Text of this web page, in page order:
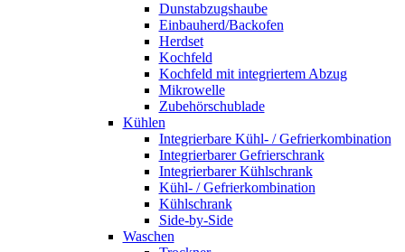
Dunstabzugshaube
Einbauherd/Backofen
Herdset
Kochfeld
Kochfeld mit integriertem Abzug
Mikrowelle
Zubehörschublade
Kühlen
Integrierbare Kühl- / Gefrierkombination
Integrierbarer Gefrierschrank
Integrierbarer Kühlschrank
Kühl- / Gefrierkombination
Kühlschrank
Side-by-Side
Waschen